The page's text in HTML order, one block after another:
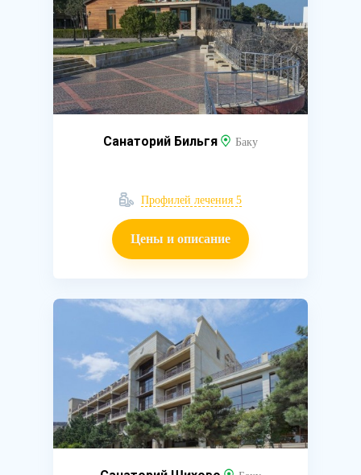
Санаторий Бильгя Баку
Профилей лечения 5
Цены и описание